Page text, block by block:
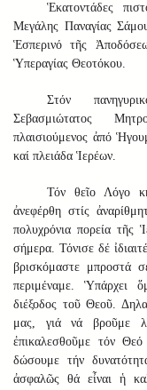
Ἑκατοντάδες
Μεγάλης Παναγίας
Ἑσπερινό τῆς
Ὑπεραγίας Θεοτόκου.
Στόν
Σεβασμιώτατος
πλαισιούμενος ἀπό
καί πλειάδα Ἱερέων.
Τόν θεῖο Λόγο
ἀνεφέρθη στίς
πολυχρόνια πορεία
σήμερα. Τόνισε δέ
βρισκόμαστε μπροστά
περιμέναμε. Ὑπάρχει
διέξοδος τοῦ Θεοῦ.
μας, γιά νά βροῦμε
ἐπικαλεσθοῦμε τόν
δώσουμε τήν
ἀσφαλῶς θά εἶναι ἡ